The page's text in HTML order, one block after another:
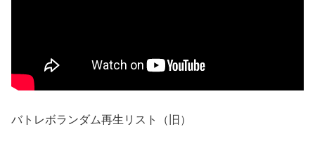
バトレボランダム再生リスト（旧）